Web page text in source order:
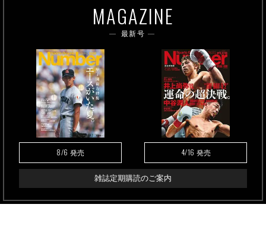
MAGAZINE
最新号
8/6 発売 4/16 発売
雑誌定期購読のご案内